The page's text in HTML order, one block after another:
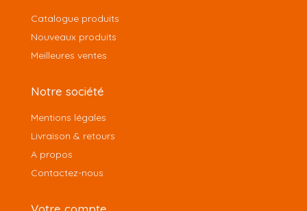
Catalogue produits
Nouveaux produits
Meilleures ventes
Notre société
Mentions légales
Livraison & retours
A propos
Contactez-nous